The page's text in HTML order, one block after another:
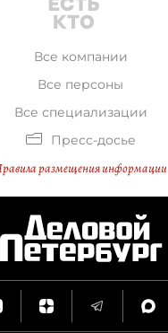
Все компании
Все персоны
Все специализации
Пресс-досье
размещения информации